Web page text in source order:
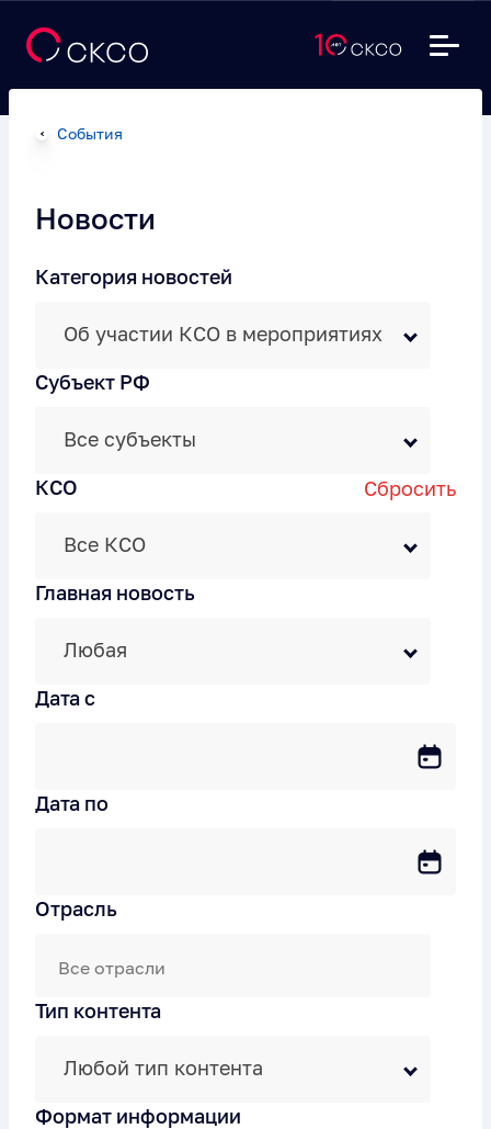
События
Новости
Категория новостей
Об участии КСО в мероприятиях
Субъект РФ
Все субъекты
КСО
Сбросить
Все КСО
Главная новость
Любая
Дата c
Дата по
Отрасль
Тип контента
Любой тип контента
Формат информации